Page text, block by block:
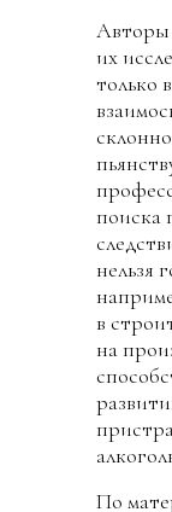
Авторы
их
только
поиска
нельзя
в
на
По